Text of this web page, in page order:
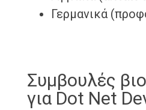
Γερμανικά
Συμβουλές
για Dot Net